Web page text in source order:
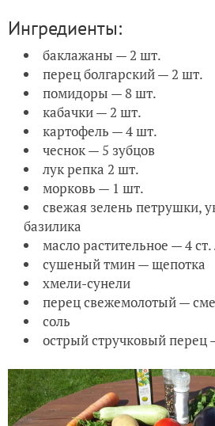
Ингредиенты:
баклажаны — 2 шт.
перец болгарский — 2 шт.
помидоры — 8 шт.
кабачки — 2 шт.
картофель — 4 шт.
чеснок — 5 зубцов
лук репка 2 шт.
морковь — 1 шт.
свежая зелень петрушки,
базилика
масло растительное — 4
сушеный тмин — щепотка
хмели-сунели
перец свежемолотый —
соль
острый стручковый перец